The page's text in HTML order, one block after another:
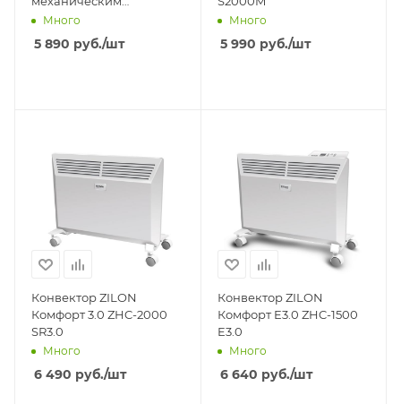
управлением ZHC-2000
Много
5 890 руб./шт
Много
5 990 руб./шт
Конвектор ZILON
Комфорт 3.0 ZHC-2000
SR3.0
Много
6 490 руб./шт
Конвектор ZILON
Комфорт E3.0 ZHC-1500
E3.0
Много
6 640 руб./шт